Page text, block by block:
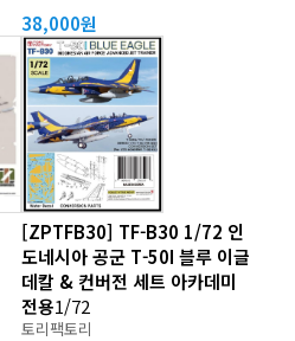
38,000원
[ZPTFB30] TF-B30 1/72 인
도네시아 공군 T-50I 블루 이글
데칼 & 컨버전 세트 아카데미
전용1/72
토리팩토리